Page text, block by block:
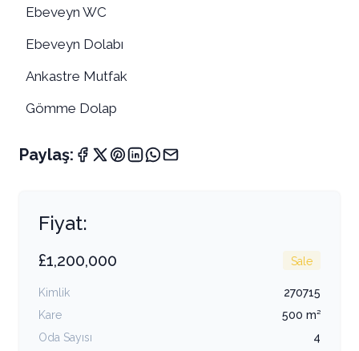
Ebeveyn WC
Ebeveyn Dolabı
Ankastre Mutfak
Gömme Dolap
Paylaş:
Fiyat:
£1,200,000 Sale
Kimlik
270715
Kare
500 m²
Oda Sayısı
4